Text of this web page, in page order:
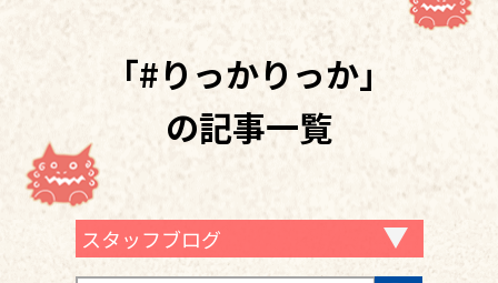
「#りっかりっか」
の記事一覧
スタッフブログ